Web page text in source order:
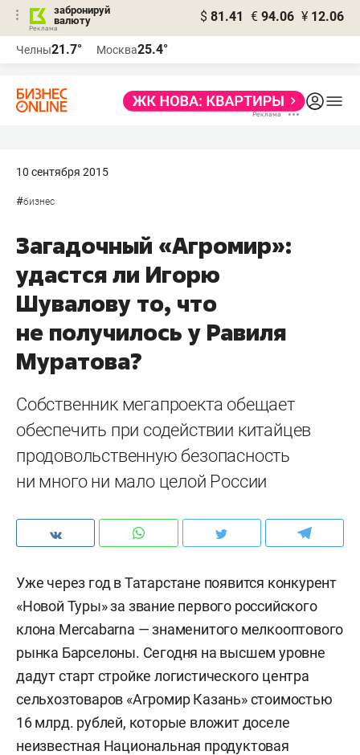
забронируй
валюту
$ 81.41 € 94.06 ¥ 12.06
Челны21.7° Москва25.4°
10 сентября 2015
#бизнес
Загадочный «Агромир»:
удастся ли Игорю
Шувалову то, что
не получилось у Равиля
Муратова?
Собственник мегапроекта обещает
обеспечить при содействии китайцев
продовольственную безопасность
ни много ни мало целой России
Уже через год в Татарстане появится конкурент
«Новой Туры» за звание первого российского
клона Mercabarna — знаменитого мелкооптового
рынка Барселоны. Сегодня на высшем уровне
дадут старт стройке логистического центра
сельхозтоваров «Агромир Казань» стоимостью
16 млрд. рублей, которые вложит доселе
неизвестная Национальная продуктовая